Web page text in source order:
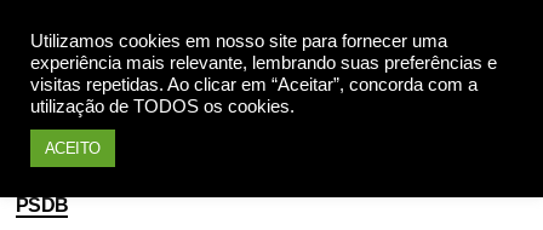
Utilizamos cookies em nosso site para fornecer uma
experiência mais relevante, lembrando suas preferências e
visitas repetidas. Ao clicar em “Aceitar”, concorda com a
utilização de TODOS os cookies.
ACEITO
PSDB